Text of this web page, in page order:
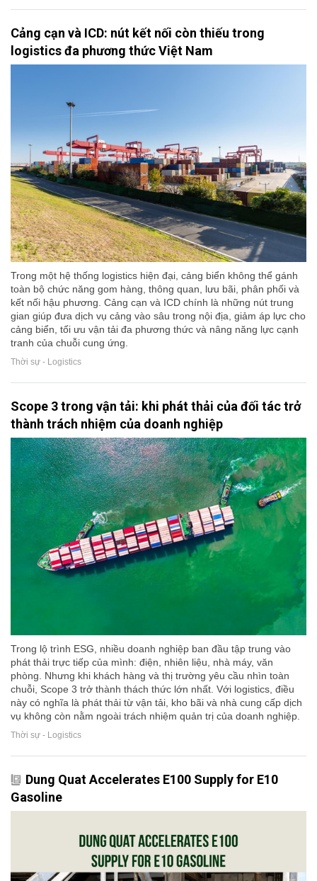
Cảng cạn và ICD: nút kết nối còn thiếu trong
logistics đa phương thức Việt Nam
Trong một hệ thống logistics hiện đại, cảng biển không thể gánh
toàn bộ chức năng gom hàng, thông quan, lưu bãi, phân phối và
kết nối hậu phương. Cảng cạn và ICD chính là những nút trung
gian giúp đưa dịch vụ cảng vào sâu trong nội địa, giảm áp lực cho
cảng biển, tối ưu vận tải đa phương thức và nâng năng lực cạnh
tranh của chuỗi cung ứng.
Thời sự - Logistics
Scope 3 trong vận tải: khi phát thải của đối tác trở
thành trách nhiệm của doanh nghiệp
Trong lộ trình ESG, nhiều doanh nghiệp ban đầu tập trung vào
phát thải trực tiếp của mình: điện, nhiên liệu, nhà máy, văn
phòng. Nhưng khi khách hàng và thị trường yêu cầu nhìn toàn
chuỗi, Scope 3 trở thành thách thức lớn nhất. Với logistics, điều
này có nghĩa là phát thải từ vận tải, kho bãi và nhà cung cấp dịch
vụ không còn nằm ngoài trách nhiệm quản trị của doanh nghiệp.
Thời sự - Logistics
Dung Quat Accelerates E100 Supply for E10
Gasoline